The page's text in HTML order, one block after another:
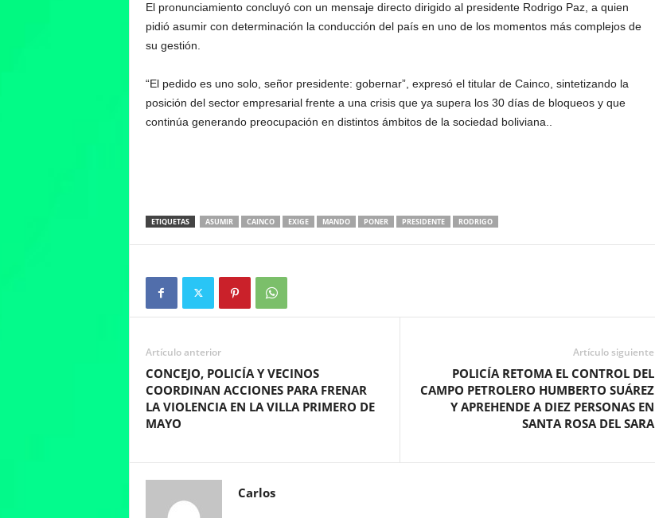
El pronunciamiento concluyó con un mensaje directo dirigido al presidente Rodrigo Paz, a quien
pidió asumir con determinación la conducción del país en uno de los momentos más complejos de
su gestión.
“El pedido es uno solo, señor presidente: gobernar”, expresó el titular de Cainco, sintetizando la
posición del sector empresarial frente a una crisis que ya supera los 30 días de bloqueos y que
continúa generando preocupación en distintos ámbitos de la sociedad boliviana..
ETIQUETAS ASUMIR CAINCO EXIGE MANDO PONER PRESIDENTE RODRIGO
Artículo anterior
CONCEJO, POLICÍA Y VECINOS
COORDINAN ACCIONES PARA FRENAR
LA VIOLENCIA EN LA VILLA PRIMERO DE
MAYO
Artículo siguiente
POLICÍA RETOMA EL CONTROL DEL
CAMPO PETROLERO HUMBERTO SUÁREZ
Y APREHENDE A DIEZ PERSONAS EN
SANTA ROSA DEL SARA
Carlos